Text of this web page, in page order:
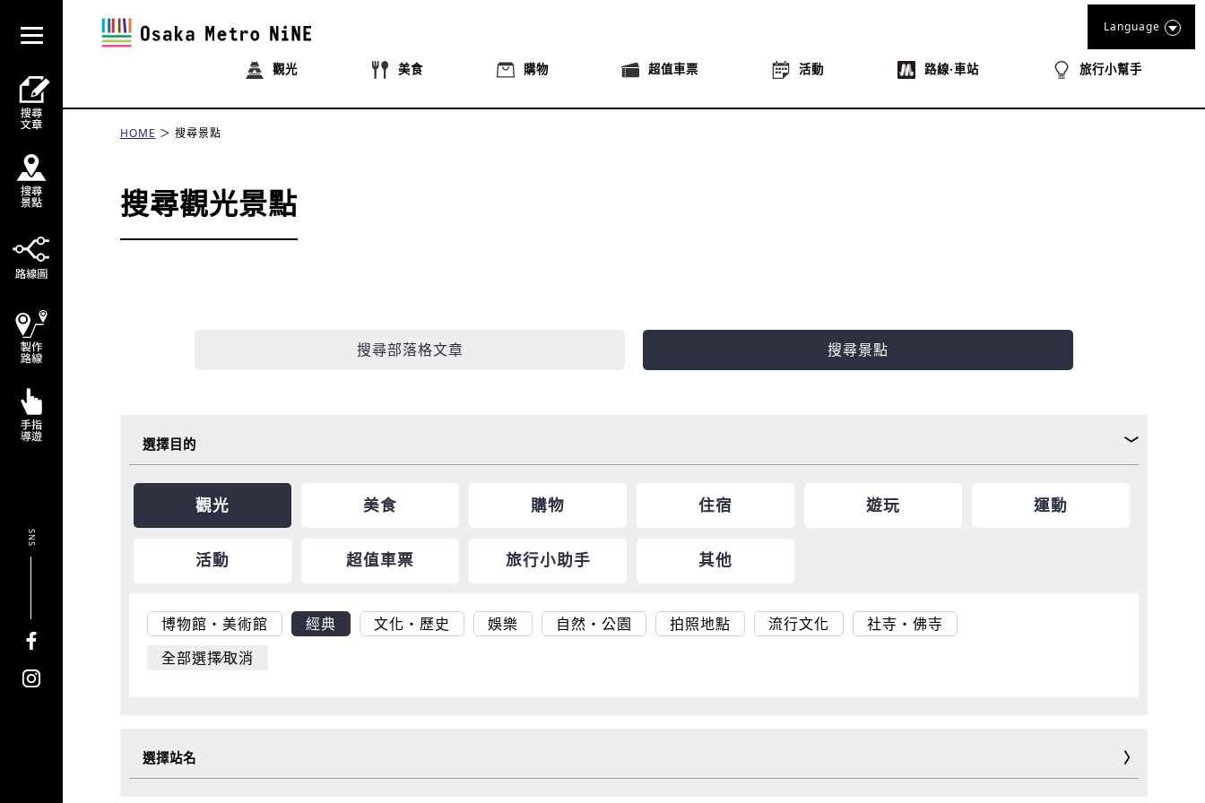
觀光 美食 購物 超值車票 活動 路線‧車站 旅行小幫手
Language
SNS
HOME 搜尋景點
搜尋觀光景點
搜尋部落格文章 搜尋景點
選擇目的
觀光 美食 購物 住宿 遊玩 運動
活動 超值車票 旅行小助手 其他
博物館・美術館 經典 文化・歷史 娛樂 自然・公園 拍照地點 流行文化
社寺・佛寺
全部選擇∕取消
選擇站名